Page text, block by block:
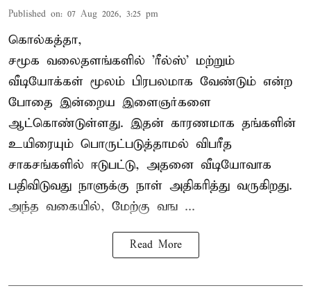
Published on: 07 Aug 2026, 3:25 pm
கொல்கத்தா,
சமூக வலைதளங்களில் 'ரீல்ஸ்' மற்றும்
வீடியோக்கள் மூலம் பிரபலமாக வேண்டும் என்ற
போதை இன்றைய இளைஞர்களை
ஆட்கொண்டுள்ளது. இதன் காரணமாக தங்களின்
உயிரையும் பொருட்படுத்தாமல் விபரீத
சாகசங்களில் ஈடுபட்டு, அதனை வீடியோவாக
பதிவிடுவது நாளுக்கு நாள் அதிகரித்து வருகிறது.
அந்த வகையில், மேற்கு வங ...
Read More